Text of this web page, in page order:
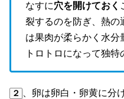
なすに穴を開けておく
裂するのを防ぎ、熱の
は果肉が柔らかく水分
トロトロになって独特
２ 、卵は卵白・卵黄に分